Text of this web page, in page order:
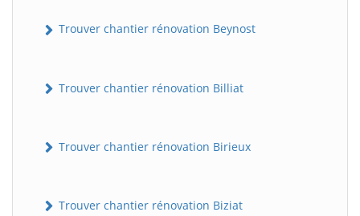
Trouver chantier rénovation Beynost
Trouver chantier rénovation Billiat
Trouver chantier rénovation Birieux
Trouver chantier rénovation Biziat